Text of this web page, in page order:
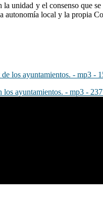
unidad y el consenso que
autonomía local y la propia
los ayuntamientos. - mp3 -
los ayuntamientos. - mp3 -